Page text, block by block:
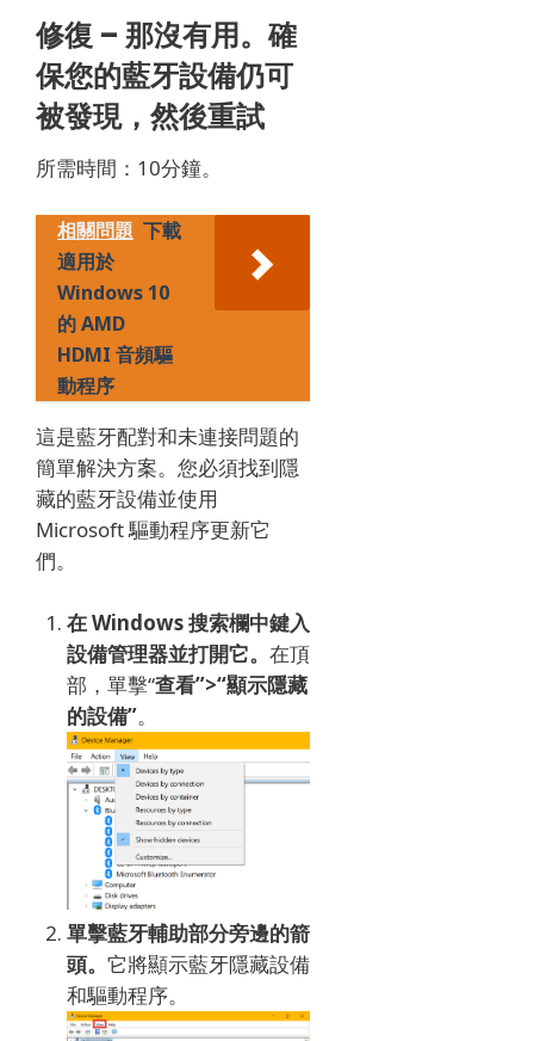
修復 – 那沒有用。確
保您的藍牙設備仍可
被發現，然後重試
所需時間：10分鐘。
相關問題 下載
適用於
Windows 10
的 AMD
HDMI 音頻驅
動程序
這是藍牙配對和未連接問題的
簡單解決方案。 您必須找到隱
藏的藍牙設備並使用
Microsoft 驅動程序更新它
們。
在 Windows 搜索欄中鍵入
設備管理器並打開它。 在頂
部，單擊“查看”>“顯示隱藏
的設備”。
單擊藍牙輔助部分旁邊的箭
頭。 它將顯示藍牙隱藏設備
和驅動程序。